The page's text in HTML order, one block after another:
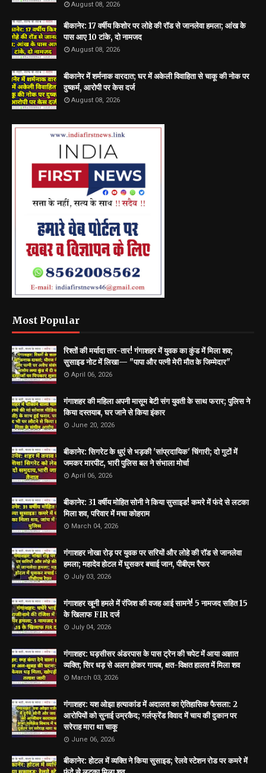
August 08, 2026
बीकानेर: 17 वर्षीय किशोर पर लोहे की रॉड से जानलेवा हमला; आंख के
पास आए 10 टांके, दो नामजद
August 08, 2026
बीकानेर में शर्मनाक वारदात; घर में अकेली विवाहिता से चाकू की नोक पर
दुष्कर्म, आरोपी पर केस दर्ज
August 08, 2026
Most Popular
रिश्तों की मर्यादा तार-तार! गंगाशहर में युवक का कुंड में मिला शव;
सुसाइड नोट में लिखा— "पापा और पत्नी मेरी मौत के जिम्मेदार"
April 06, 2026
गंगाशहर की महिला अपनी मासूम बेटी संग युवती के साथ फरार; पुलिस ने
किया दस्तयाब, घर जाने से किया इंकार
June 20, 2026
बीकानेर: सिगरेट के धुएं से भड़की 'सांप्रदायिक' चिंगारी; दो गुटों में
जमकर मारपीट, भारी पुलिस बल ने संभाला मोर्चा
April 06, 2026
बीकानेर: 31 वर्षीय मोहित सोनी ने किया सुसाइड! कमरे में फंदे से लटका
मिला शव, परिवार में मचा कोहराम
March 04, 2026
गंगाशहर नोखा रोड़ पर युवक पर सरियों और लोहे की रॉड से जानलेवा
हमला; महादेव होटल में घुसकर बचाई जान, पीबीएम रैफर
July 03, 2026
गंगाशहर खूनी हमले में रंजिश की वजह आई सामने! 5 नामजद सहित 15
के खिलाफ FIR दर्ज
July 04, 2026
गंगाशहर: घड़सीसर अंडरपास के पास ट्रेन की चपेट में आया अज्ञात
व्यक्ति; सिर धड़ से अलग होकर गायब, क्षत-विक्षत हालत में मिला शव
March 03, 2026
गंगाशहर: यश ओझा हत्याकांड में अदालत का ऐतिहासिक फैसला: 2
आरोपियों को सुनाई उम्रकैद; गर्लफ्रेंड विवाद में चाय की दुकान पर
सरेराह मारा था चाकू
June 06, 2026
बीकानेर: होटल में व्यक्ति ने किया सुसाइड; रेलवे स्टेशन रोड पर कमरे में